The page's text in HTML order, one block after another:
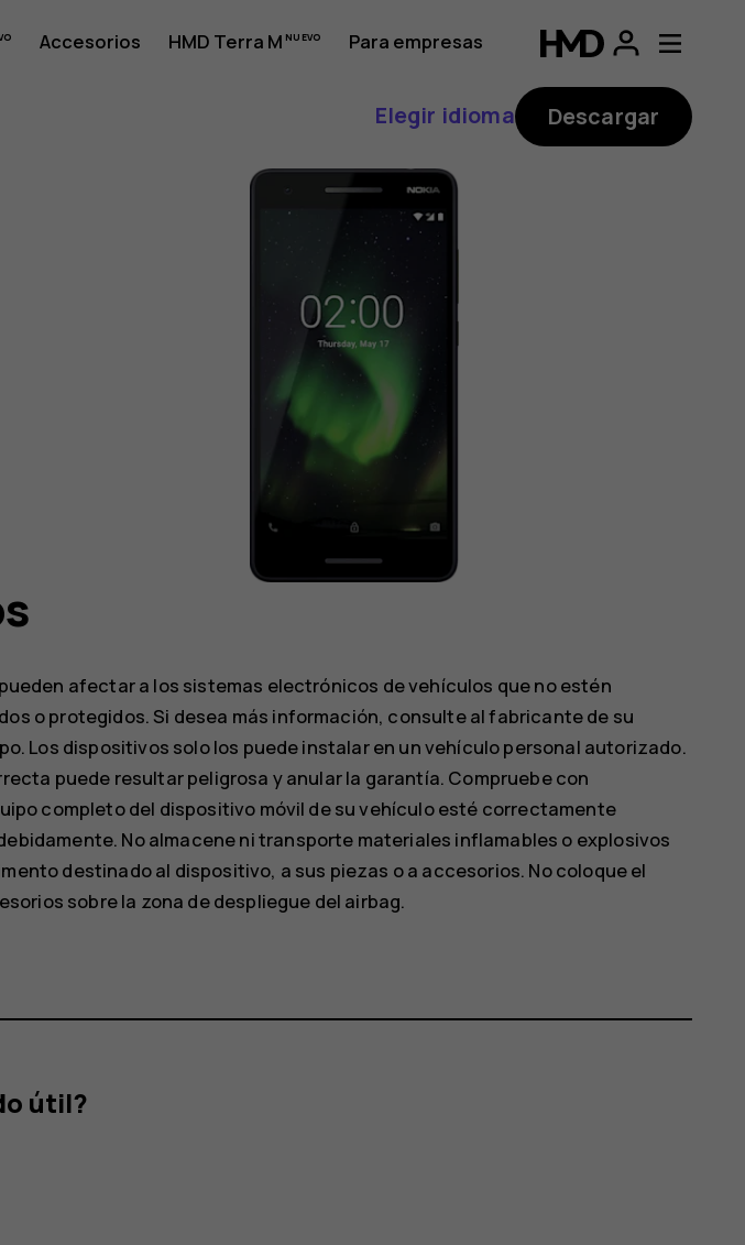
Accesorios HMD Terra M
Para empresas
Elegir idioma Descargar
afectar a los sistemas electrónicos de vehículos que no estén
o protegidos. Si desea más información, consulte al fabricante de su
Los dispositivos solo los puede instalar en un vehículo personal autorizado.
puede resultar peligrosa y anular la garantía. Compruebe con
completo del dispositivo móvil de su vehículo esté correctamente
No almacene ni transporte materiales inflamables o explosivos
destinado al dispositivo, a sus piezas o a accesorios. No coloque el
sobre la zona de despliegue del airbag.
útil?